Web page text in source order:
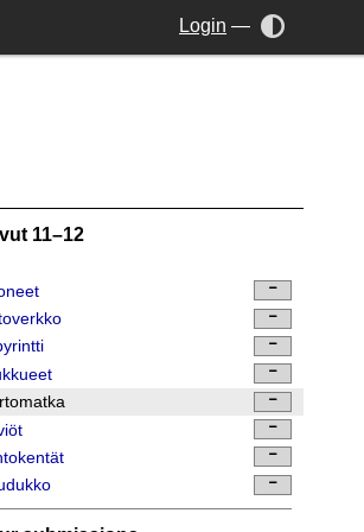
Login —
11–12